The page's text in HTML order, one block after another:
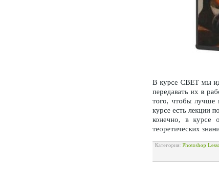
В курсе СВЕТ мы
передавать их в
того, чтобы лучше
курсе есть лекции
конечно, в курсе
теоретических
Категория: Photoshop